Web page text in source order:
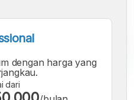
A A
dengan harga yang
dari